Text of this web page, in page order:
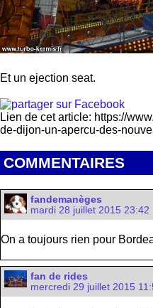
Et un ejection seat.
Lien de cet article: https://
de-dijon-un-apercu-des-
COMMENTAIRES
fandemanèges
mardi 28 juillet 2015 23:42
On a toujours rien pour
fan de rides
mercredi 29 juillet 2015